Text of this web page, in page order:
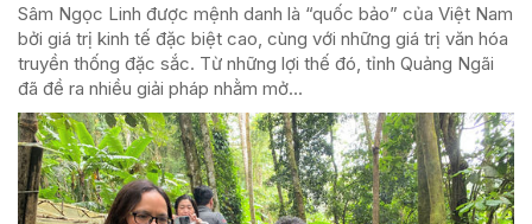
Sâm Ngọc Linh được mệnh danh là “quốc bảo” của Việt Nam
bởi giá trị kinh tế đặc biệt cao, cùng với những giá trị văn hóa
truyền thống đặc sắc. Từ những lợi thế đó, tỉnh Quảng Ngãi
đã đề ra nhiều giải pháp nhằm mở...